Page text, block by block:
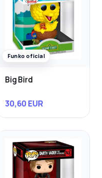
Funko oficial
Big Bird
30,60 EUR